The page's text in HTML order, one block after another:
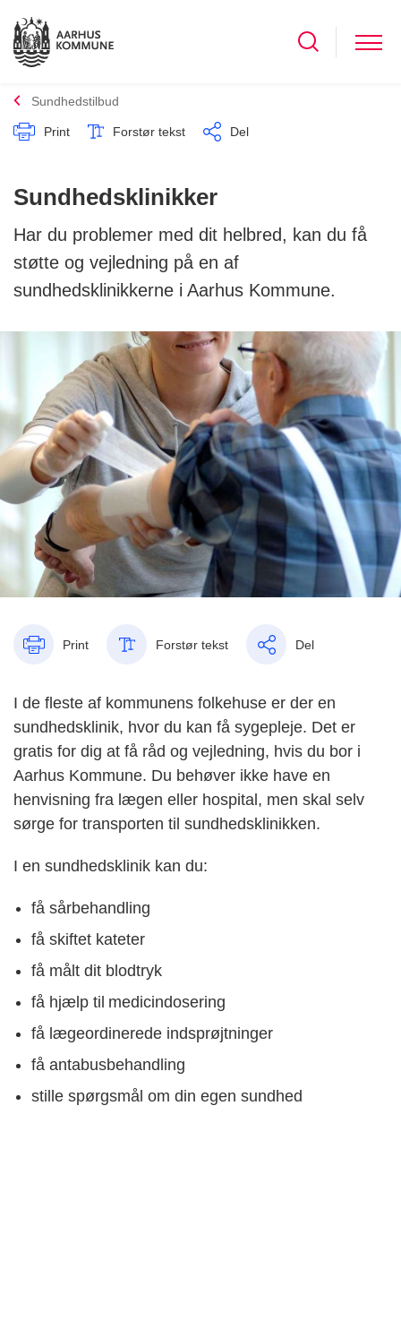
Sundhedstilbud
Print Forstør tekst Del
Sundhedsklinikker
Har du problemer med dit helbred, kan du få
støtte og vejledning på en af
sundhedsklinikkerne i Aarhus Kommune.
Print Forstør tekst Del
I de fleste af kommunens folkehuse er der en
sundhedsklinik, hvor du kan få sygepleje. Det er
gratis for dig at få råd og vejledning, hvis du bor i
Aarhus Kommune. Du behøver ikke have en
henvisning fra lægen eller hospital, men skal selv
sørge for transporten til sundhedsklinikken.
I en sundhedsklinik kan du:
få sårbehandling
få skiftet kateter
få målt dit blodtryk
få hjælp til medicindosering
få lægeordinerede indsprøjtninger
få antabusbehandling
stille spørgsmål om din egen sundhed